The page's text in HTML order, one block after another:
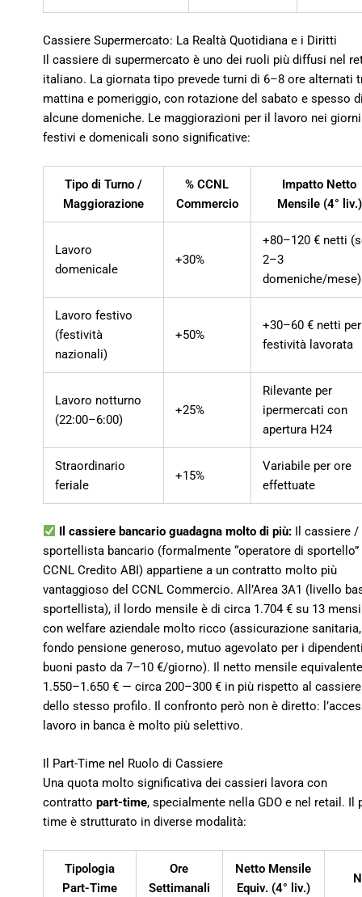
Cassiere Supermercato: La Realtà Quotidiana e i Diritti
Il cassiere di supermercato è uno dei ruoli più diffusi nel
italiano. La giornata tipo prevede turni di 6–8 ore alternati
mattina e pomeriggio, con rotazione del sabato e spesso
alcune domeniche. Le maggiorazioni per il lavoro nei giorni
festivi e domenicali sono significative:
Tipo di Turno /
Maggiorazione
% CCNL
Commercio
Impatto Netto
Mensile (4° liv.)
Lavoro
domenicale
+30%
+80–120 € netti
2–3
domeniche/mese)
Lavoro festivo
(festività
nazionali)
+50%
+30–60 € netti per
festività lavorata
Lavoro notturno
(22:00–6:00)
+25%
Rilevante per
ipermercati con
apertura H24
Straordinario
feriale
+15%
Variabile per ore
effettuate
Il cassiere bancario guadagna molto di più: Il cassiere /
sportellista bancario (formalmente “operatore di sportello”
CCNL Credito ABI) appartiene a un contratto molto più
vantaggioso del CCNL Commercio. All’Area 3A1 (livello
sportellista), il lordo mensile è di circa 1.704 € su 13
con welfare aziendale molto ricco (assicurazione sanitaria,
fondo pensione generoso, mutuo agevolato per i
buoni pasto da 7–10 €/giorno). Il netto mensile
1.550–1.650 € — circa 200–300 € in più rispetto al cassiere
dello stesso profilo. Il confronto però non è diretto:
lavoro in banca è molto più selettivo.
Il Part-Time nel Ruolo di Cassiere
Una quota molto significativa dei cassieri lavora con
contratto part-time, specialmente nella GDO e nel retail. Il
time è strutturato in diverse modalità:
Tipologia
Part-Time
Ore
Settimanali
Netto Mensile
Equiv. (4° liv.)